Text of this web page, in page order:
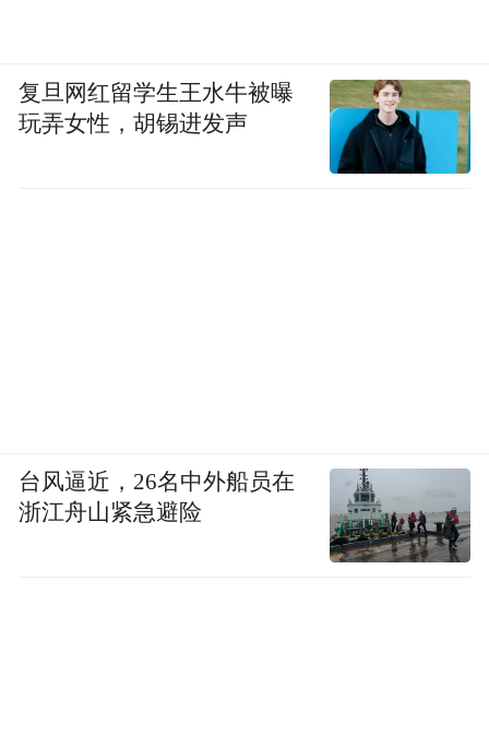
复旦网红留学生王水牛被曝
玩弄女性，胡锡进发声
台风逼近，26名中外船员在
浙江舟山紧急避险